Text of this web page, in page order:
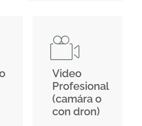
Video
Profesional
(camára o
con dron)